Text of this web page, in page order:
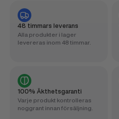
48 timmars leverans
Alla produkter i lager
levereras inom 48 timmar.
100% Äkthetsgaranti
Varje produkt kontrolleras
noggrant innan försäljning.